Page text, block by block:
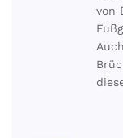
von